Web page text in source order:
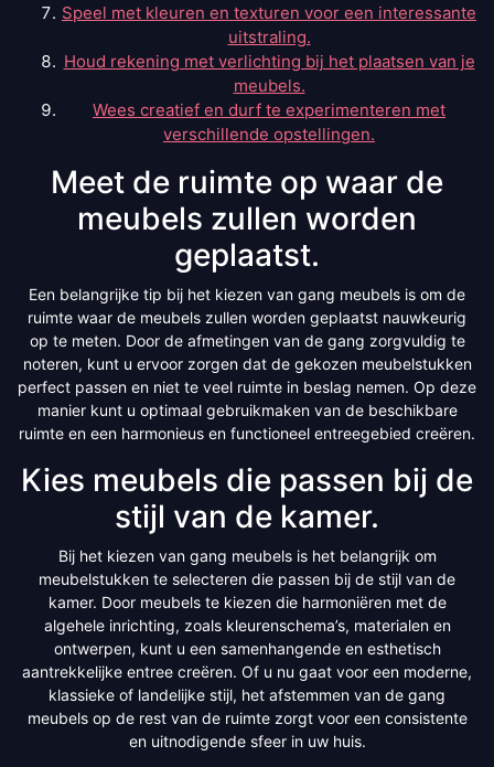
Speel met kleuren en texturen voor een interessante
uitstraling.
Houd rekening met verlichting bij het plaatsen van je
meubels.
Wees creatief en durf te experimenteren met
verschillende opstellingen.
Meet de ruimte op waar de
meubels zullen worden
geplaatst.
Een belangrijke tip bij het kiezen van gang meubels is om de
ruimte waar de meubels zullen worden geplaatst nauwkeurig
op te meten. Door de afmetingen van de gang zorgvuldig te
noteren, kunt u ervoor zorgen dat de gekozen meubelstukken
perfect passen en niet te veel ruimte in beslag nemen. Op deze
manier kunt u optimaal gebruikmaken van de beschikbare
ruimte en een harmonieus en functioneel entreegebied creëren.
Kies meubels die passen bij de
stijl van de kamer.
Bij het kiezen van gang meubels is het belangrijk om
meubelstukken te selecteren die passen bij de stijl van de
kamer. Door meubels te kiezen die harmoniëren met de
algehele inrichting, zoals kleurenschema’s, materialen en
ontwerpen, kunt u een samenhangende en esthetisch
aantrekkelijke entree creëren. Of u nu gaat voor een moderne,
klassieke of landelijke stijl, het afstemmen van de gang
meubels op de rest van de ruimte zorgt voor een consistente
en uitnodigende sfeer in uw huis.